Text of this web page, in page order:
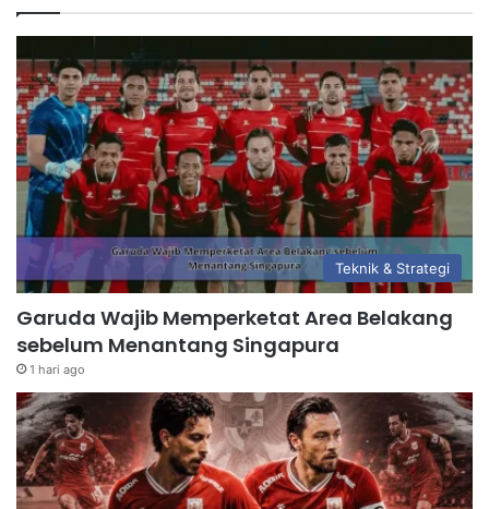
Teknik & Strategi
Garuda Wajib Memperketat Area Belakang
sebelum Menantang Singapura
1 hari ago